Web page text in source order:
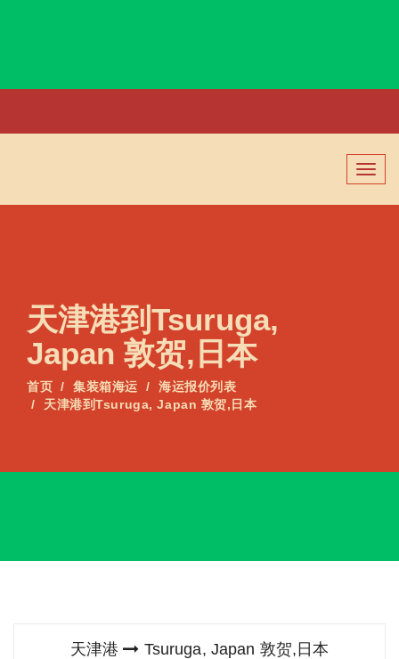
切
换
导
天津港到Tsuruga,
Japan 敦贺,日本
首页 集装箱海运
海运报价列表
天津港到Tsuruga, Japan 敦贺,日本
天津港 Tsuruga, Japan 敦贺,日本